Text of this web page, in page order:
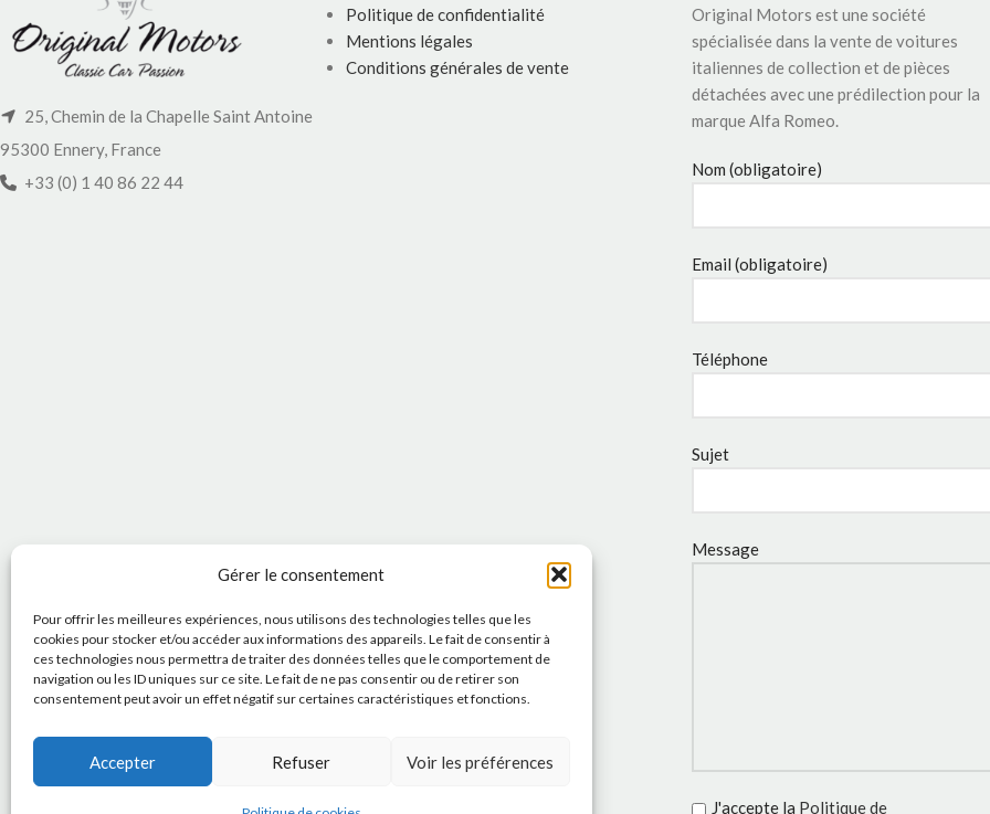
Gérer le consentement
Pour offrir les meilleures expériences, nous utilisons des technologies telles que les
cookies pour stocker et/ou accéder aux informations des appareils. Le fait de consentir à
ces technologies nous permettra de traiter des données telles que le comportement de
navigation ou les ID uniques sur ce site. Le fait de ne pas consentir ou de retirer son
consentement peut avoir un effet négatif sur certaines caractéristiques et fonctions.
Accepter Refuser Voir les préférences
25, Chemin de la Chapelle Saint Antoine
95300 Ennery, France
+33 (0) 1 40 86 22 44
Politique de confidentialité
Mentions légales
Conditions générales de vente
Original Motors est une société
spécialisée dans la vente de voitures
italiennes de collection et de pièces
détachées avec une prédilection pour la
marque Alfa Romeo.
Nom (obligatoire)
Email (obligatoire)
Téléphone
Sujet
Message
J'accepte la Politique de